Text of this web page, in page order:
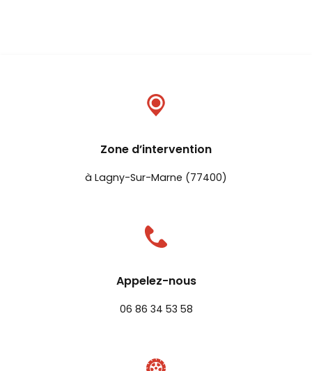
Zone d’intervention
à Lagny-Sur-Marne (77400)
Appelez-nous
06 86 34 53 58